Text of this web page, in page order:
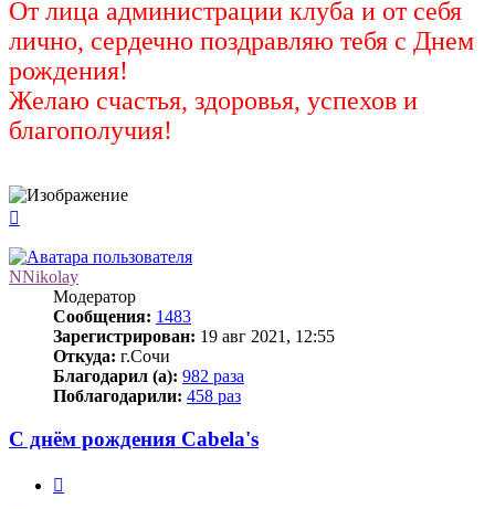
От лица администрации клуба и от себя
лично, сердечно поздравляю тебя с Днем
рождения!
Желаю счастья, здоровья, успехов и
благополучия!
началу
NNikolay
Модератор
Сообщения: 1483
Зарегистрирован: 19 авг 2021, 12:55
Откуда: г.Сочи
Благодарил (а): 982 раза
Поблагодарили: 458 раз
С днём рождения Cabela's